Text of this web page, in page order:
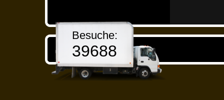
Besuche:
39688